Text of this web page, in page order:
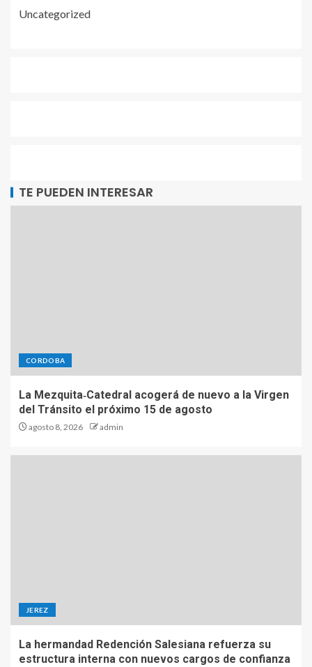
Uncategorized
TE PUEDEN INTERESAR
CORDOBA
La Mezquita‑Catedral acogerá de nuevo a la Virgen
del Tránsito el próximo 15 de agosto
agosto 8, 2026 admin
JEREZ
La hermandad Redención Salesiana refuerza su
estructura interna con nuevos cargos de confianza